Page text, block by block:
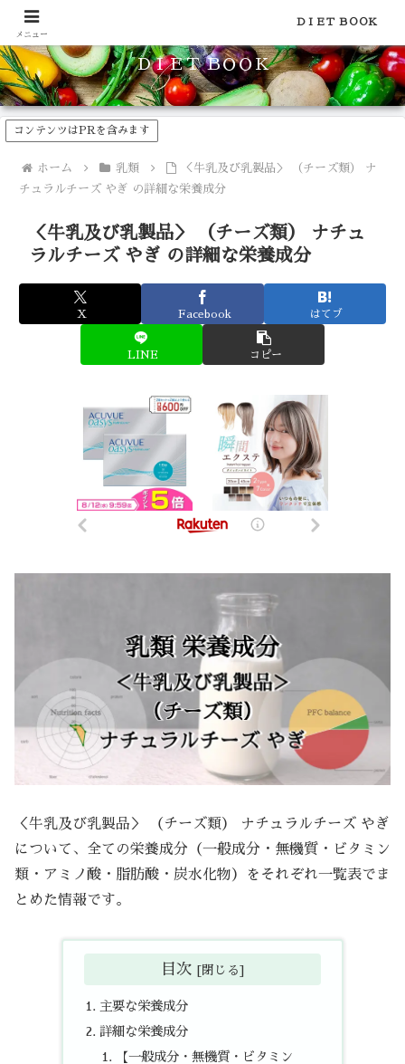
食品のカロリーや糖質などの栄養素がわかる！健康やダイエットに
ＤＩＥＴ ＢＯＯＫ
コンテンツはPRを含みます
ホーム 乳類
＜牛乳及び乳製品＞ （チーズ類） ナ
チュラルチーズ やぎ の詳細な栄養成分
＜牛乳及び乳製品＞ （チーズ類） ナチュ
ラルチーズ やぎ の詳細な栄養成分
X Facebook はてブ
LINE コピー
＜牛乳及び乳製品＞ （チーズ類） ナチュラルチーズ やぎ
について、全ての栄養成分（一般成分・無機質・ビタミン
類・アミノ酸・脂肪酸・炭水化物）をそれぞれ一覧表でま
とめた情報です。
目次
主要な栄養成分
詳細な栄養成分
【一般成分・無機質・ビタミン
メニュー
ＤＩＥＴ ＢＯＯＫ